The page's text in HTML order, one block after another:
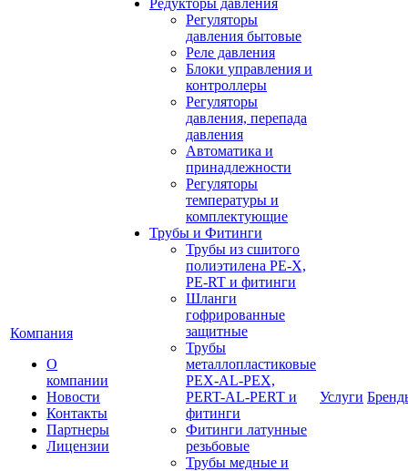
Компания
О
компании
Новости
Контакты
Партнеры
Лицензии
Редукторы давления
Регуляторы
давления бытовые
Реле давления
Блоки управления и
контроллеры
Регуляторы
давления, перепада
давления
Автоматика и
принадлежности
Регуляторы
температуры и
комплектующие
Трубы и Фитинги
Трубы из сшитого
полиэтилена PE-X,
PE-RT и фитинги
Шланги
гофрированные
защитные
Трубы
металлопластиковые
PEX-AL-PEX,
PERT-AL-PERT и
фитинги
Фитинги латунные
резьбовые
Трубы медные и
Услуги